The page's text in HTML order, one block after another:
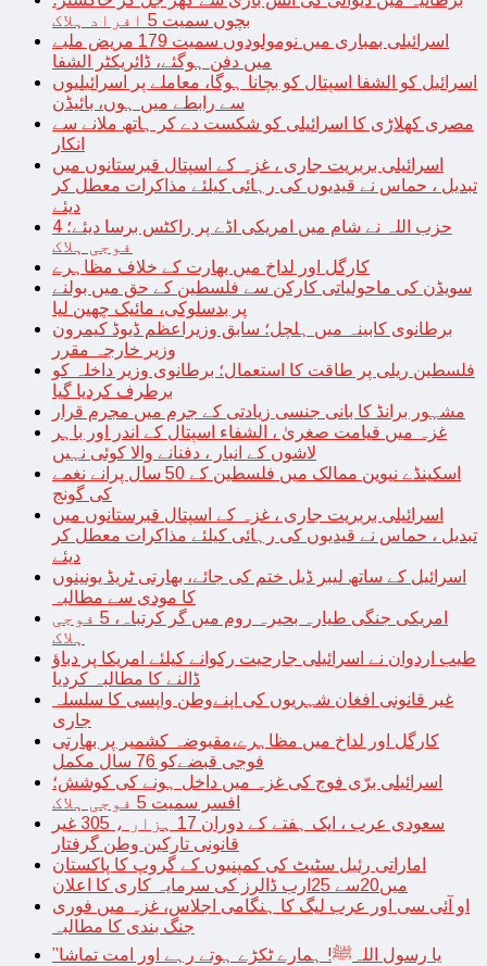
بچوں سمیت 5 افراد ہلاک
اسرائیلی بمباری میں نومولودوں سمیت 179 مریض ملبے
میں دفن ہوگئے، ڈائریکٹر الشفا
اسرائیل کو الشفا اسپتال کو بچانا ہوگا، معاملے پر اسرائیلیوں
سے رابطے میں ہوں، بائیڈن
مصری کھلاڑی کا اسرائیلی کو شکست دے کر ہاتھ ملانے سے
انکار
اسرائیلی بربریت جاری ، غزہ کے اسپتال قبرستانوں میں
تبدیل ، حماس نے قیدیوں کی رہائی کیلئے مذاکرات معطل کر
دیئے
حزب اللہ نے شام میں امریکی اڈے پر راکٹس برسا دیئے؛ 4
فوجی ہلاک
کارگل اور لداخ میں بھارت کے خلاف مظاہرے
سویڈن کی ماحولیاتی کارکن سے فلسطین کے حق میں بولنے
پر بدسلوکی، مائیک چھین لیا
برطانوی کابینہ میں ہلچل؛ سابق وزیراعظم ڈیوڈ کیمرون
وزیر خارجہ مقرر
فلسطین ریلی پر طاقت کا استعمال؛ برطانوی وزیر داخلہ کو
برطرف کردیا گیا
مشہور برانڈ کا بانی جنسی زیادتی کے جرم میں مجرم قرار
غزہ میں قیامت صغریٰ ، الشفاء اسپتال کے اندر اور باہر
لاشوں کے انبار ، دفنانے والا کوئی نہیں
اسکینڈے نیوین ممالک میں فلسطین کے 50 سال پرانے نغمے
کی گونج
اسرائیلی بربریت جاری ، غزہ کے اسپتال قبرستانوں میں
تبدیل ، حماس نے قیدیوں کی رہائی کیلئے مذاکرات معطل کر
دیئے
اسرائیل کے ساتھ لیبر ڈیل ختم کی جائے، بھارتی ٹریڈ یونینوں
کا مودی سے مطالبہ
امریکی جنگی طیارہ بحیرہ روم میں گر کرتباہ، 5 فوجی
ہلاک
طیب اردوان نے اسرائیلی جارحیت رکوانے کیلئے امریکا پر دباؤ
ڈالنے کا مطالبہ کردیا
غیر قانونی افغان شہریوں کی اپنےوطن واپسی کا سلسلہ
جاری
کارگل اور لداخ میں مظاہرے،مقبوضہ کشمیر پر بھارتی
فوجی قبضےکو 76 سال مکمل
اسرائیلی برّی فوج کی غزہ میں داخل ہونے کی کوشش؛
افسر سمیت 5 فوجی ہلاک
سعودی عرب ، ایک ہفتے کے دوران 17 ہزار ، 305 غیر
قانونی تارکین وطن گرفتار
اماراتی رئیل سٹیٹ کی کمپنیوں کے گروپ کا پاکستان
میں20سے 25ارب ڈالرز کی سرمایہ کاری کا اعلان
او آئی سی اور عرب لیگ کا ہنگامی اجلاس، غزہ میں فوری
جنگ بندی کا مطالبہ
’’یا رسول اللہﷺ! ہمارے ٹکڑے ہوتے رہے اور امت تماشا